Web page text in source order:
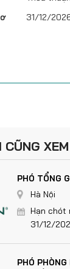
31/12/
XEM
PHÓ TỔNG
Hà Nội
Hạn chót
31/12/
PHÓ